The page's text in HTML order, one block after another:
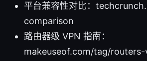
平台兼容性对比：
comparison
路由器级 VPN 指南：
makeuseof.com/tag/routers-